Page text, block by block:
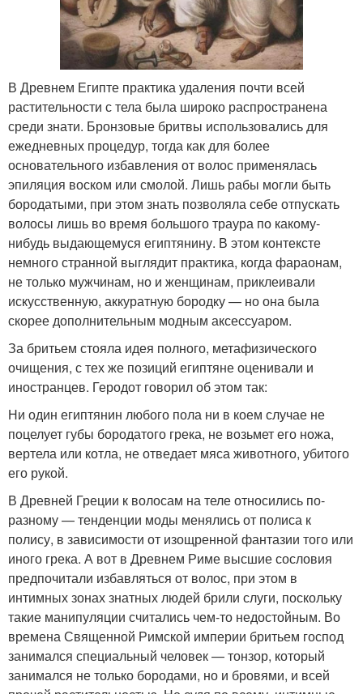
В Древнем Египте практика удаления почти всей
растительности с тела была широко распространена
среди знати. Бронзовые бритвы использовались для
ежедневных процедур, тогда как для более
основательного избавления от волос применялась
эпиляция воском или смолой. Лишь рабы могли быть
бородатыми, при этом знать позволяла себе отпускать
волосы лишь во время большого траура по какому-
нибудь выдающемуся египтянину. В этом контексте
немного странной выглядит практика, когда фараонам,
не только мужчинам, но и женщинам, приклеивали
искусственную, аккуратную бородку — но она была
скорее дополнительным модным аксессуаром.
За бритьем стояла идея полного, метафизического
очищения, с тех же позиций египтяне оценивали и
иностранцев. Геродот говорил об этом так:
Ни один египтянин любого пола ни в коем случае не
поцелует губы бородатого грека, не возьмет его ножа,
вертела или котла, не отведает мяса животного, убитого
его рукой.
В Древней Греции к волосам на теле относились по-
разному — тенденции моды менялись от полиса к
полису, в зависимости от изощренной фантазии того или
иного грека. А вот в Древнем Риме высшие сословия
предпочитали избавляться от волос, при этом в
интимных зонах знатных людей брили слуги, поскольку
такие манипуляции считались чем-то недостойным. Во
времена Священной Римской империи бритьем господ
занимался специальный человек — тонзор, который
занимался не только бородами, но и бровями, и всей